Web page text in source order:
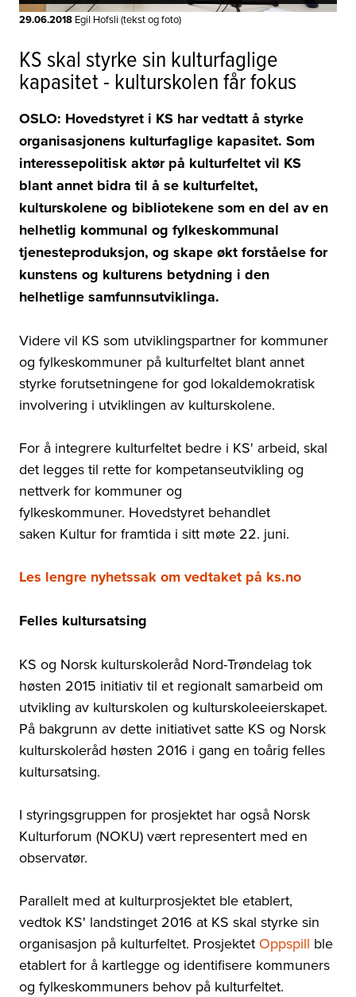
29.06.2018 Egil Hofsli (tekst og foto)
KS skal styrke sin kulturfaglige
kapasitet - kulturskolen får fokus
OSLO: Hovedstyret i KS har vedtatt å styrke
organisasjonens kulturfaglige kapasitet. Som
interessepolitisk aktør på kulturfeltet vil KS
blant annet bidra til å se kulturfeltet,
kulturskolene og bibliotekene som en del av en
helhetlig kommunal og fylkeskommunal
tjenesteproduksjon, og skape økt forståelse for
kunstens og kulturens betydning i den
helhetlige samfunnsutviklinga.
Videre vil KS som utviklingspartner for kommuner
og fylkeskommuner på kulturfeltet blant annet
styrke forutsetningene for god lokaldemokratisk
involvering i utviklingen av kulturskolene.
For å integrere kulturfeltet bedre i KS' arbeid, skal
det legges til rette for kompetanseutvikling og
nettverk for kommuner og
fylkeskommuner. Hovedstyret behandlet
saken Kultur for framtida i sitt møte 22. juni.
Les lengre nyhetssak om vedtaket på ks.no
Felles kultursatsing
KS og Norsk kulturskoleråd Nord-Trøndelag tok
høsten 2015 initiativ til et regionalt samarbeid om
utvikling av kulturskolen og kulturskoleeierskapet.
På bakgrunn av dette initiativet satte KS og Norsk
kulturskoleråd høsten 2016 i gang en toårig felles
kultursatsing.
I styringsgruppen for prosjektet har også Norsk
Kulturforum (NOKU) vært representert med en
observatør.
Parallelt med at kulturprosjektet ble etablert,
vedtok KS' landstinget 2016 at KS skal styrke sin
organisasjon på kulturfeltet. Prosjektet Oppspill ble
etablert for å kartlegge og identifisere kommuners
og fylkeskommuners behov på kulturfeltet.